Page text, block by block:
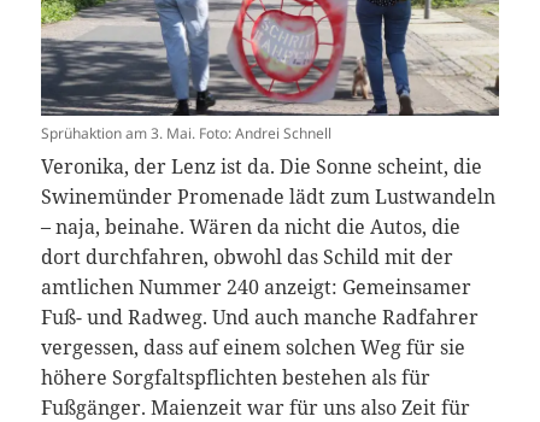
Sprühaktion am 3. Mai. Foto: Andrei Schnell
Veronika, der Lenz ist da. Die Sonne scheint, die
Swinemünder Promenade lädt zum Lustwandeln
– naja, beinahe. Wären da nicht die Autos, die
dort durchfahren, obwohl das Schild mit der
amtlichen Nummer 240 anzeigt: Gemeinsamer
Fuß- und Radweg. Und auch manche Radfahrer
vergessen, dass auf einem solchen Weg für sie
höhere Sorgfaltspflichten bestehen als für
Fußgänger. Maienzeit war für uns also Zeit für